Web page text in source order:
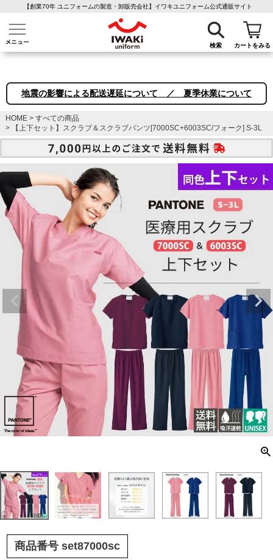
【創業70年 ユニフォームの製造・卸販売会社】イワキユニフォーム公式通販サイト
検索 カートをみる
介護ユニフォーム 作業着・作業服 ファン付き作業着 医療白衣
地震の影響による配送遅延について ／ 夏季休業について
HOME
すべての商品
【上下セット】スクラブ＆スクラブパンツ[7000SC+6003SC/フォーク] S-3L
商品番号 set87000sc